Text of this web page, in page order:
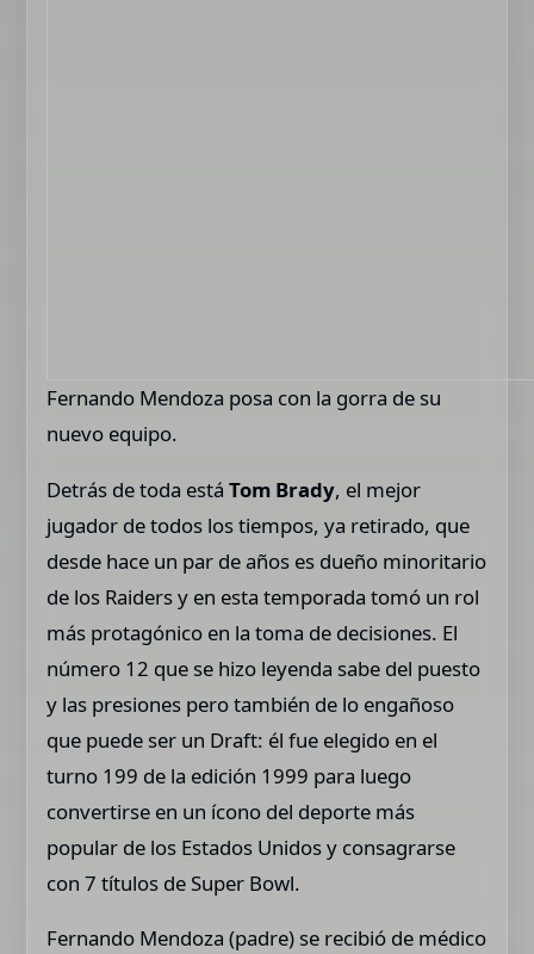
Fernando Mendoza posa con la gorra de su
nuevo equipo.
Detrás de toda estáTom Brady, el mejor
jugador de todos los tiempos, ya retirado, que
desde hace un par de años es dueño minoritario
de los Raiders y en esta temporada tomó un rol
más protagónico en la toma de decisiones. El
número 12 que se hizo leyenda sabe del puesto
y las presiones pero también de lo engañoso
que puede ser un Draft: él fue elegido en el
turno 199 de la edición 1999 para luego
convertirse en un ícono del deporte más
popular de los Estados Unidos y consagrarse
con 7 títulos de Super Bowl.
Fernando Mendoza (padre) se recibió de médico